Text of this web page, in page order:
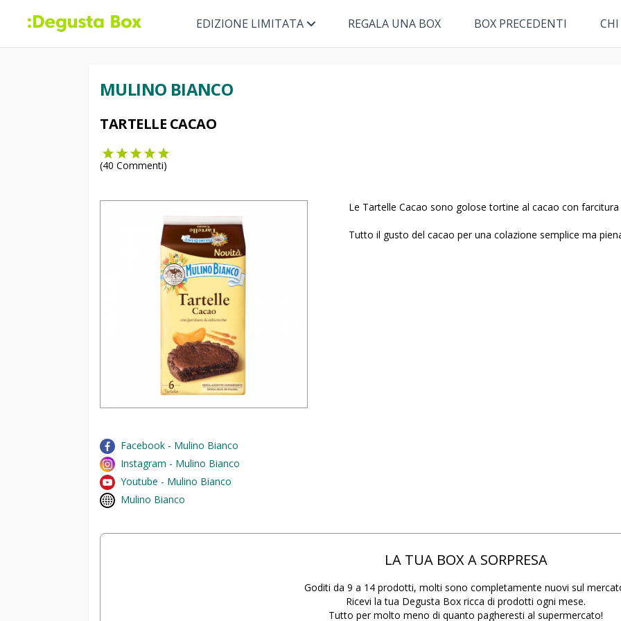
EDIZIONE LIMITATA REGALA UNA BOX BOX PRECEDENTI
MULINO BIANCO
TARTELLE CACAO
(40 Commenti)
Le Tartelle Cacao sono golose tortine al cacao con farcitura
Tutto il gusto del cacao per una colazione semplice ma
Facebook - Mulino Bianco
Instagram - Mulino Bianco
Youtube - Mulino Bianco
Mulino Bianco
LA TUA BOX A SORPRESA
Goditi da 9 a 14 prodotti, molti sono completamente nuovi sul
Ricevi la tua Degusta Box ricca di prodotti ogni mese.
Tutto per molto meno di quanto pagheresti al supermercato!